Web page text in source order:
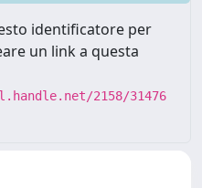
identificatore per
un link a questa
2158/31476